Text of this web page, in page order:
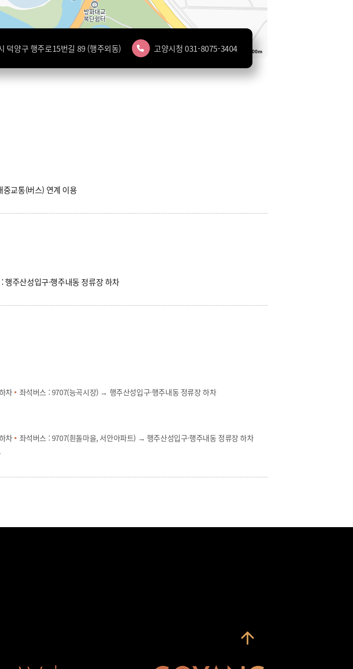
100m
덕양구 행주로15번길 89 (행주외동) 고양시청 031-8075-3404
중교통(버스) 연계 이용
: 행주산성입구·행주내동 정류장 하차
차 좌석버스 :9707(능곡시장) → 행주산성입구·행주내동 정류장하차
차 좌석버스 :9707(흰돌마을, 서안아파트) → 행주산성입구·행주내동 정류장하차